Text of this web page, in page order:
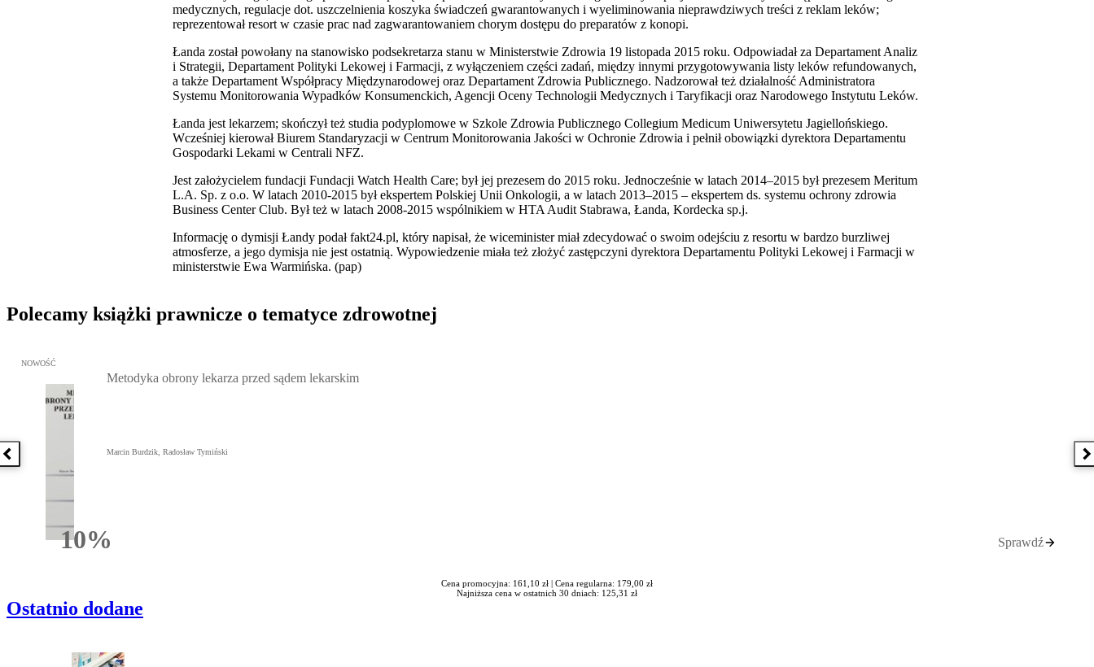
medycznych, regulacje dot. uszczelnienia koszyka świadczeń gwarantowanych i wyeliminowania nieprawdziwych treści z reklam leków;
reprezentował resort w czasie prac nad zagwarantowaniem chorym dostępu do preparatów z konopi.
Łanda został powołany na stanowisko podsekretarza stanu w Ministerstwie Zdrowia 19 listopada 2015 roku. Odpowiadał za Departament Analiz
i Strategii, Departament Polityki Lekowej i Farmacji, z wyłączeniem części zadań, między innymi przygotowywania listy leków refundowanych,
a także Departament Współpracy Międzynarodowej oraz Departament Zdrowia Publicznego. Nadzorował też działalność Administratora
Systemu Monitorowania Wypadków Konsumenckich, Agencji Oceny Technologii Medycznych i Taryfikacji oraz Narodowego Instytutu Leków.
Łanda jest lekarzem; skończył też studia podyplomowe w Szkole Zdrowia Publicznego Collegium Medicum Uniwersytetu Jagiellońskiego.
Wcześniej kierował Biurem Standaryzacji w Centrum Monitorowania Jakości w Ochronie Zdrowia i pełnił obowiązki dyrektora Departamentu
Gospodarki Lekami w Centrali NFZ.
Jest założycielem fundacji Fundacji Watch Health Care; był jej prezesem do 2015 roku. Jednocześnie w latach 2014–2015 był prezesem Meritum
L.A. Sp. z o.o. W latach 2010-2015 był ekspertem Polskiej Unii Onkologii, a w latach 2013–2015 – ekspertem ds. systemu ochrony zdrowia
Business Center Club. Był też w latach 2008-2015 wspólnikiem w HTA Audit Stabrawa, Łanda, Kordecka sp.j.
Informację o dymisji Łandy podał fakt24.pl, który napisał, że wiceminister miał zdecydować o swoim odejściu z resortu w bardzo burzliwej
atmosferze, a jego dymisja nie jest ostatnią. Wypowiedzenie miała też złożyć zastępczyni dyrektora Departamentu Polityki Lekowej i Farmacji w
ministerstwie Ewa Warmińska. (pap)
Polecamy książki prawnicze o tematyce zdrowotnej
Poprzednia książka
Przejdź do: Metodyka obrony lekarza przed sądem lekarskim, Marcin Burdzik, Radosław Tymiński - otwiera się w nowym oknie
NOWOŚĆ
10%Rabatu
Metodyka obrony lekarza przed sądem lekarskim
Marcin Burdzik, Radosław Tymiński
Sprawdź
Cena promocyjna: 161,10 zł | Cena regularna: 179,00 zł
Najniższa cena w ostatnich 30 dniach: 125,31 zł
Ostatnio dodane